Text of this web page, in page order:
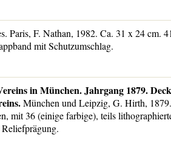
Paris, F. Nathan, 1982. Ca. 31 x 24 cm.
mit Schutzumschlag.
in München. Jahrgang 1879.
München und Leipzig, G. Hirth,
mit 36 (einige farbige), teils